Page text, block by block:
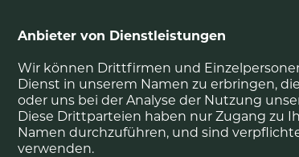
Anbieter von Dienstleistungen
Wir können Drittfirmen und
Dienst in unserem Namen zu erbringen,
oder uns bei der Analyse der Nutzung
Diese Drittparteien haben nur Zugang zu
Namen durchzuführen, und sind
verwenden.